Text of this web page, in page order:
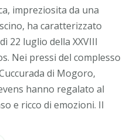
impreziosita da una
ha caratterizzato
22 luglio della XXVIII
Nei pressi del complesso
di Mogoro,
hanno regalato al
e ricco di emozioni. Il